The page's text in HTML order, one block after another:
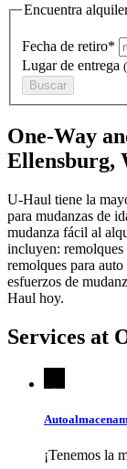
Encuentra
Fecha de retiro*
Lugar de entrega
Buscar
One-Way
Ellensburg,
U-Haul tiene la
para mudanzas de
mudanza fácil al
incluyen: remolques
remolques para
esfuerzos de
Haul hoy.
Services at
¡Tenemos la